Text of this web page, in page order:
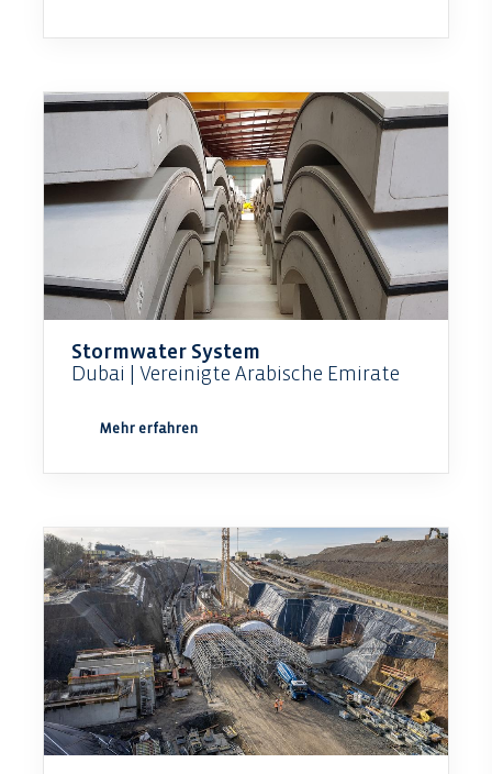
Stormwater System
Dubai | Vereinigte Arabische Emirate
Mehr erfahren